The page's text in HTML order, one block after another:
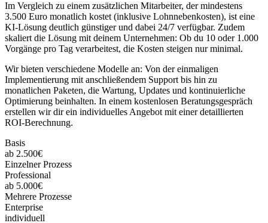
Im Vergleich zu einem zusätzlichen Mitarbeiter, der mindestens
3.500 Euro monatlich kostet (inklusive Lohnnebenkosten), ist eine
KI-Lösung deutlich günstiger und dabei 24/7 verfügbar. Zudem
skaliert die Lösung mit deinem Unternehmen: Ob du 10 oder 1.000
Vorgänge pro Tag verarbeitest, die Kosten steigen nur minimal.
Wir bieten verschiedene Modelle an: Von der einmaligen
Implementierung mit anschließendem Support bis hin zu
monatlichen Paketen, die Wartung, Updates und kontinuierliche
Optimierung beinhalten. In einem kostenlosen Beratungsgespräch
erstellen wir dir ein individuelles Angebot mit einer detaillierten
ROI-Berechnung.
Basis
ab 2.500€
Einzelner Prozess
Professional
ab 5.000€
Mehrere Prozesse
Enterprise
individuell